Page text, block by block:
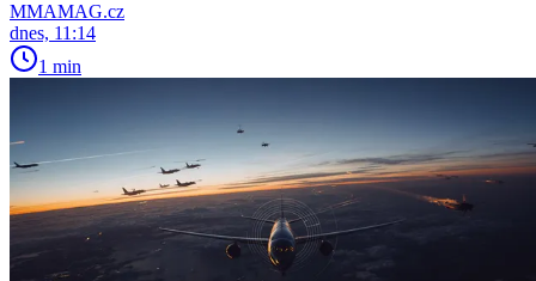
MMAMAG.cz
dnes, 11:14
1 min